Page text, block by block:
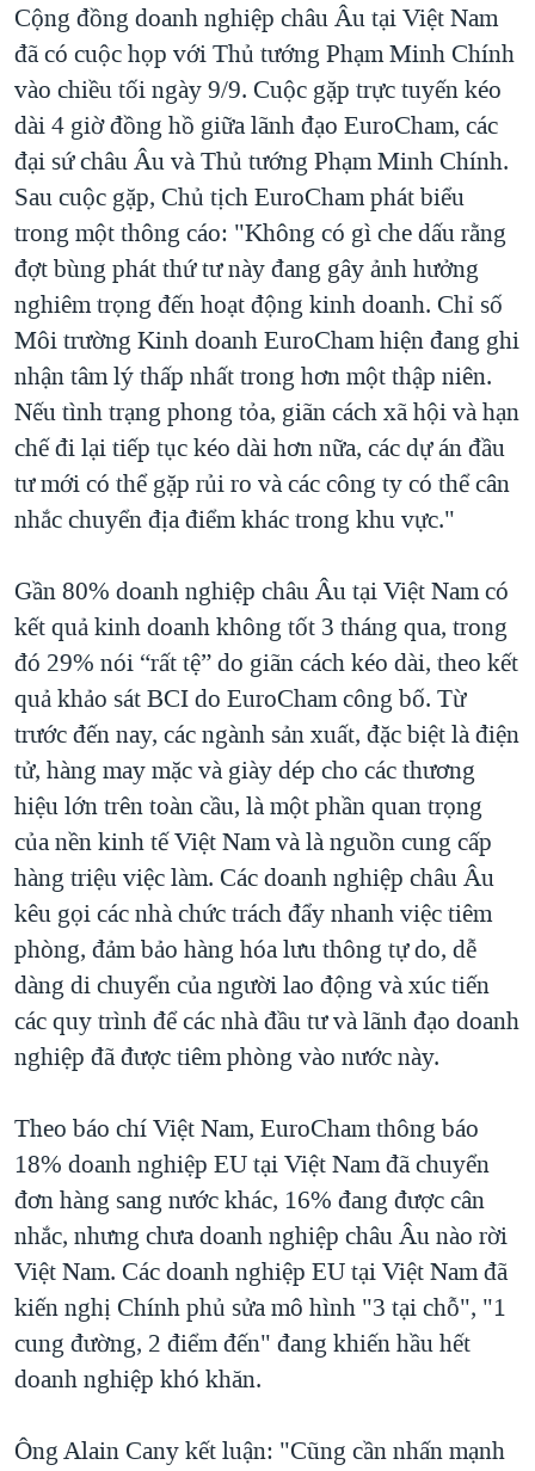
Cộng đồng doanh nghiệp châu Âu tại Việt Nam
đã có cuộc họp với Thủ tướng Phạm Minh Chính
vào chiều tối ngày 9/9. Cuộc gặp trực tuyến kéo
dài 4 giờ đồng hồ giữa lãnh đạo EuroCham, các
đại sứ châu Âu và Thủ tướng Phạm Minh Chính.
Sau cuộc gặp, Chủ tịch EuroCham phát biểu
trong một thông cáo: "Không có gì che dấu rằng
đợt bùng phát thứ tư này đang gây ảnh hưởng
nghiêm trọng đến hoạt động kinh doanh. Chỉ số
Môi trường Kinh doanh EuroCham hiện đang ghi
nhận tâm lý thấp nhất trong hơn một thập niên.
Nếu tình trạng phong tỏa, giãn cách xã hội và hạn
chế đi lại tiếp tục kéo dài hơn nữa, các dự án đầu
tư mới có thể gặp rủi ro và các công ty có thể cân
nhắc chuyển địa điểm khác trong khu vực."
Gần 80% doanh nghiệp châu Âu tại Việt Nam có
kết quả kinh doanh không tốt 3 tháng qua, trong
đó 29% nói “rất tệ” do giãn cách kéo dài, theo kết
quả khảo sát BCI do EuroCham công bố. Từ
trước đến nay, các ngành sản xuất, đặc biệt là điện
tử, hàng may mặc và giày dép cho các thương
hiệu lớn trên toàn cầu, là một phần quan trọng
của nền kinh tế Việt Nam và là nguồn cung cấp
hàng triệu việc làm. Các doanh nghiệp châu Âu
kêu gọi các nhà chức trách đẩy nhanh việc tiêm
phòng, đảm bảo hàng hóa lưu thông tự do, dễ
dàng di chuyển của người lao động và xúc tiến
các quy trình để các nhà đầu tư và lãnh đạo doanh
nghiệp đã được tiêm phòng vào nước này.
Theo báo chí Việt Nam, EuroCham thông báo
18% doanh nghiệp EU tại Việt Nam đã chuyển
đơn hàng sang nước khác, 16% đang được cân
nhắc, nhưng chưa doanh nghiệp châu Âu nào rời
Việt Nam. Các doanh nghiệp EU tại Việt Nam đã
kiến nghị Chính phủ sửa mô hình "3 tại chỗ", "1
cung đường, 2 điểm đến" đang khiến hầu hết
doanh nghiệp khó khăn.
Ông Alain Cany kết luận: "Cũng cần nhấn mạnh